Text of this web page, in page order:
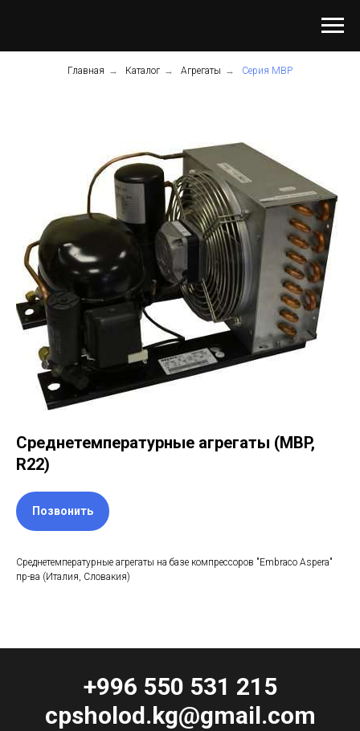
Главная → Каталог → Агрегаты → Серия MBP
Среднетемпературные агрегаты (МBP,
R22)
Позвонить
Cреднетемпературные агрегаты на базе компрессоров "Embraco Aspera"
пр-ва (Италия, Словакия)
+996 550 531 215
cpsholod.kg@gmail.com